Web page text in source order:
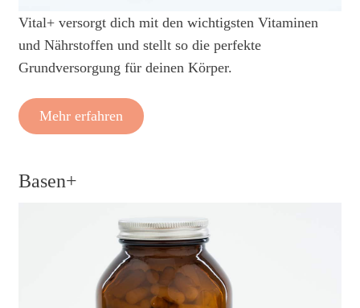
Vital+ versorgt dich mit den wichtigsten Vitaminen
und Nährstoffen und stellt so die perfekte
Grundversorgung für deinen Körper.
Mehr erfahren
Basen+